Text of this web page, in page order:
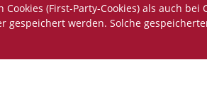
(First-Party-Cookies) als auch
gespeichert werden. Solche